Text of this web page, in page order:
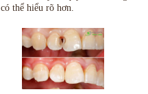
có thể hiểu rõ hơn.